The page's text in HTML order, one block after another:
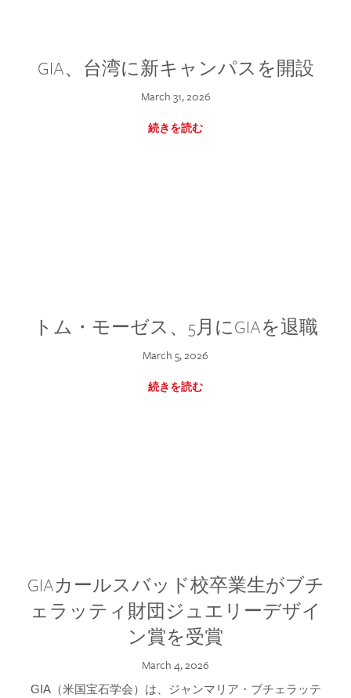
GIA、台湾に新キャンパスを開設
March 31, 2026
続きを読む
トム・モーゼス、5月にGIAを退職
March 5, 2026
続きを読む
GIAカールスバッド校卒業生がブチ
ェラッティ財団ジュエリーデザイ
ン賞を受賞
March 4, 2026
GIA（米国宝石学会）は、ジャンマリア・ブチェラッテ